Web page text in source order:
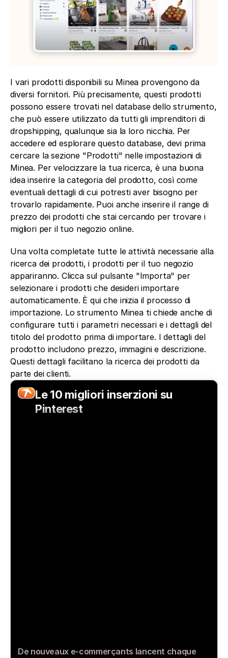
I vari prodotti disponibili su Minea provengono da
diversi fornitori. Più precisamente, questi prodotti
possono essere trovati nel database dello strumento,
che può essere utilizzato da tutti gli imprenditori di
dropshipping, qualunque sia la loro nicchia. Per
accedere ed esplorare questo database, devi prima
cercare la sezione "Prodotti" nelle impostazioni di
Minea. Per velocizzare la tua ricerca, è una buona
idea inserire la categoria del prodotto, così come
eventuali dettagli di cui potresti aver bisogno per
trovarlo rapidamente. Puoi anche inserire il range di
prezzo dei prodotti che stai cercando per trovare i
migliori per il tuo negozio online.
Una volta completate tutte le attività necessarie alla
ricerca dei prodotti, i prodotti per il tuo negozio
appariranno. Clicca sul pulsante "Importa" per
selezionare i prodotti che desideri importare
automaticamente. È qui che inizia il processo di
importazione. Lo strumento Minea ti chiede anche di
configurare tutti i parametri necessari e i dettagli del
titolo del prodotto prima di importare. I dettagli del
prodotto includono prezzo, immagini e descrizione.
Questi dettagli facilitano la ricerca dei prodotti da
parte dei clienti.
Le 10 migliori inserzioni su
Pinterest
De nouveaux e-commerçants lancent chaque